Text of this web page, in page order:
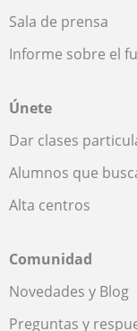
Sala de prensa
Informe sobre el
Únete
Dar clases
Alumnos que
Alta centros
Comunidad
Novedades y Blog
Preguntas y